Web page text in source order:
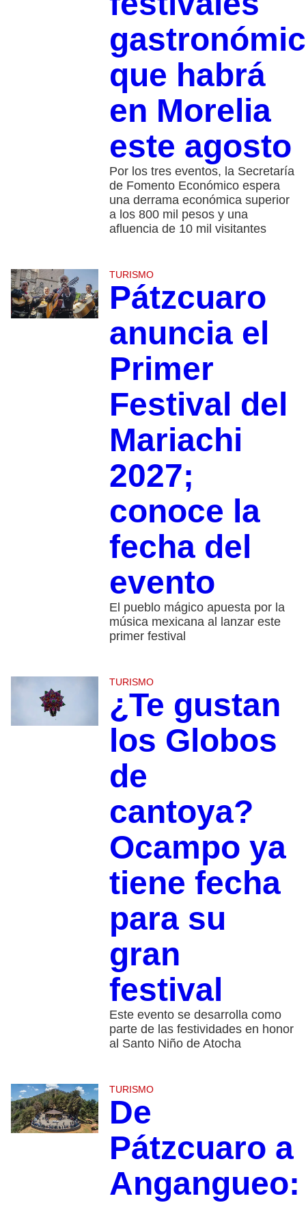
que habrá
en Morelia
este agosto
Por los tres eventos, la Secretaría
de Fomento Económico espera
una derrama económica superior
a los 800 mil pesos y una
afluencia de 10 mil visitantes
TURISMO
Pátzcuaro
anuncia el
Primer
Festival del
Mariachi
2027;
conoce la
fecha del
evento
El pueblo mágico apuesta por la
música mexicana al lanzar este
primer festival
TURISMO
¿Te gustan
los Globos
de
cantoya?
Ocampo ya
tiene fecha
para su
gran
festival
Este evento se desarrolla como
parte de las festividades en honor
al Santo Niño de Atocha
TURISMO
De
Pátzcuaro a
Angangueo: